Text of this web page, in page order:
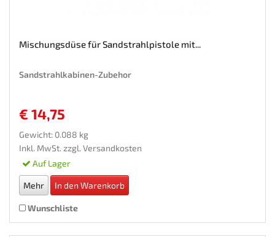
Mischungsdüse für Sandstrahlpistole mit...
Sandstrahlkabinen-Zubehor
€ 14,75
Gewicht: 0.088 kg
Inkl. MwSt. zzgl. Versandkosten
Auf Lager
Mehr In den Warenkorb
Wunschliste